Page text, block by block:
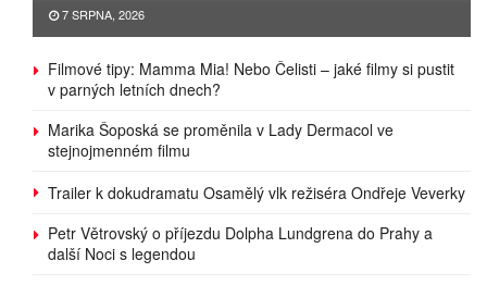
7 SRPNA, 2026
Filmové tipy: Mamma Mia! Nebo Čelisti – jaké filmy si pustit
v parných letních dnech?
Marika Šoposká se proměnila v Lady Dermacol ve
stejnojmenném filmu
Trailer k dokudramatu Osamělý vlk režiséra Ondřeje Veverky
Petr Větrovský o příjezdu Dolpha Lundgrena do Prahy a
další Noci s legendou